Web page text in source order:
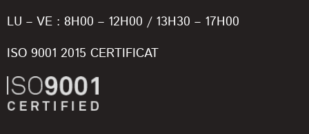
LU – VE : 8H00 – 12H00 / 13H30 – 17H00
ISO 9001 2015 CERTIFICAT